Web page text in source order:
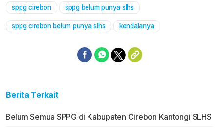
sppg cirebon sppg belum punya slhs
sppg cirebon belum punya slhs kendalanya
Berita Terkait
Belum Semua SPPG di Kabupaten Cirebon Kantongi SLHS